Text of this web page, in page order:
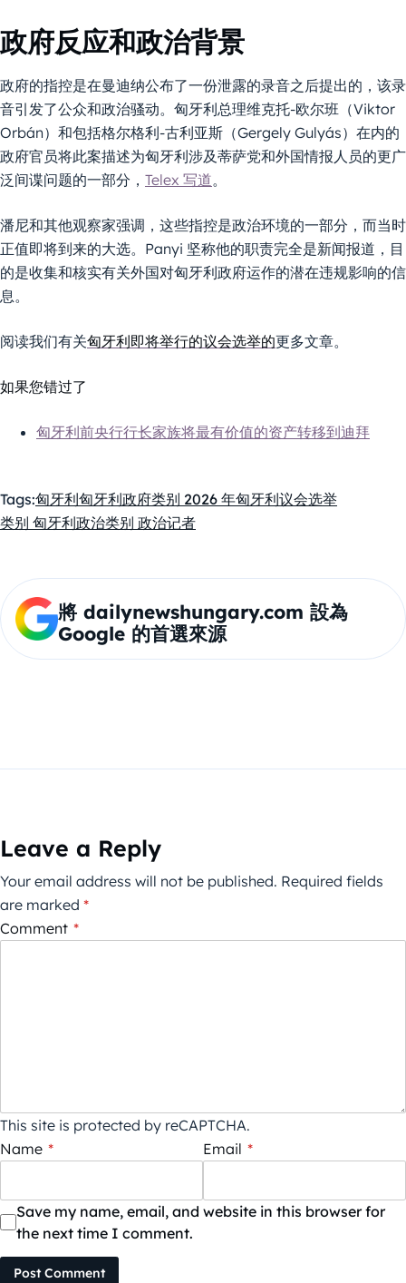
政府反应和政治背景
政府的指控是在曼迪纳公布了一份泄露的录音之后提出的，该录
音引发了公众和政治骚动。匈牙利总理维克托-欧尔班（Viktor
Orbán）和包括格尔格利-古利亚斯（Gergely Gulyás）在内的
政府官员将此案描述为匈牙利涉及蒂萨党和外国情报人员的更广
泛间谍问题的一部分， Telex 写道。
潘尼和其他观察家强调，这些指控是政治环境的一部分，而当时
正值即将到来的大选。Panyi 坚称他的职责完全是新闻报道，目
的是收集和核实有关外国对匈牙利政府运作的潜在违规影响的信
息。
阅读我们有关匈牙利即将举行的议会选举的更多文章。
如果您错过了
匈牙利前央行行长家族将最有价值的资产转移到迪拜
Tags:匈牙利匈牙利政府类别 2026 年匈牙利议会选举
类别 匈牙利政治类别 政治记者
將 dailynewshungary.com 設為
Google 的首選來源
Leave a Reply
Your email address will not be published. Required fields
are marked *
Comment *
This site is protected by reCAPTCHA.
Name * Email *
Save my name, email, and website in this browser for
the next time I comment.
Post Comment